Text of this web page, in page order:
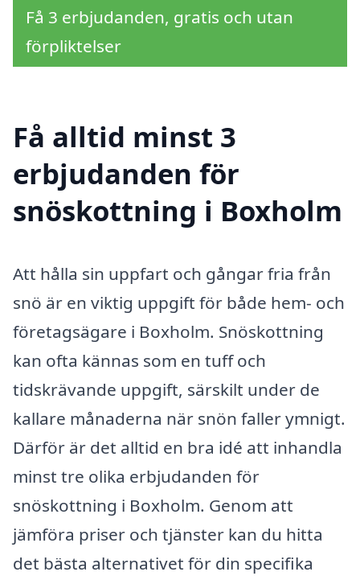
Få 3 erbjudanden, gratis och utan
förpliktelser
Få alltid minst 3
erbjudanden för
snöskottning i Boxholm
Att hålla sin uppfart och gångar fria från
snö är en viktig uppgift för både hem- och
företagsägare i Boxholm. Snöskottning
kan ofta kännas som en tuff och
tidskrävande uppgift, särskilt under de
kallare månaderna när snön faller ymnigt.
Därför är det alltid en bra idé att inhandla
minst tre olika erbjudanden för
snöskottning i Boxholm. Genom att
jämföra priser och tjänster kan du hitta
det bästa alternativet för din specifika